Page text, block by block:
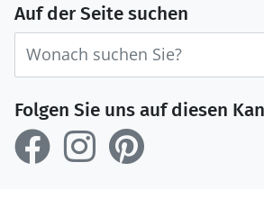
Auf der Seite suchen
Folgen Sie uns auf diesen